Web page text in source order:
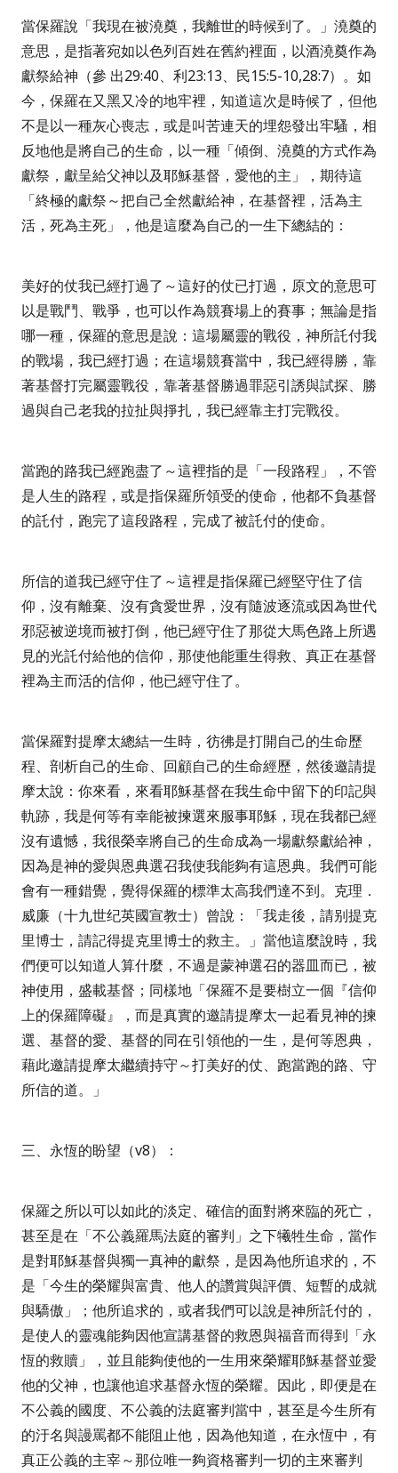
當保羅說 「我現在被澆奠，我離世的時候到了。」 澆奠的
意思，是指著宛如以色列百姓在舊約裡面，以酒澆奠作為
獻祭給神（參 出29:40、利23:13、民15:5-10,28:7）。如
今，保羅在又黑又冷的地牢裡，知道這次是時候了，但他
不是以一種灰心喪志，或是叫苦連天的埋怨發出牢騷，相
反地他是將自己的生命，以一種「傾倒、澆奠的方式作為
獻祭，獻呈給父神以及耶穌基督，愛他的主」，期待這
「終極的獻祭～把自己全然獻給神，在基督裡，活為主
活，死為主死」，他是這麼為自己的一生下總結的：
美好的仗我已經打過了～這好的仗已打過，原文的意思可
以是戰鬥、戰爭，也可以作為競賽場上的賽事；無論是指
哪一種，保羅的意思是說：這場屬靈的戰役，神所託付我
的戰場，我已經打過；在這場競賽當中，我已經得勝，靠
著基督打完屬靈戰役，靠著基督勝過罪惡引誘與試探、勝
過與自己老我的拉扯與掙扎，我已經靠主打完戰役。
當跑的路我已經跑盡了～這裡指的是「一段路程」，不管
是人生的路程，或是指保羅所領受的使命，他都不負基督
的託付，跑完了這段路程，完成了被託付的使命。
所信的道我已經守住了～這裡是指保羅已經堅守住了信
仰，沒有離棄、沒有貪愛世界，沒有隨波逐流或因為世代
邪惡被逆境而被打倒，他已經守住了那從大馬色路上所遇
見的光託付給他的信仰，那使他能重生得救、真正在基督
裡為主而活的信仰，他已經守住了。
當保羅對提摩太總結一生時，彷彿是打開自己的生命歷
程、剖析自己的生命、回顧自己的生命經歷，然後邀請提
摩太說：你來看，來看耶穌基督在我生命中留下的印記與
軌跡，我是何等有幸能被揀選來服事耶穌，現在我都已經
沒有遺憾，我很榮幸將自己的生命成為一場獻祭獻給神，
因為是神的愛與恩典選召我使我能夠有這恩典。我們可能
會有一種錯覺，覺得保羅的標準太高我們達不到。克理．
威廉（十九世纪英國宣教士）曾說：「我走後，請别提克
里博士，請記得提克里博士的救主。」當他這麼說時，我
們便可以知道人算什麼，不過是蒙神選召的器皿而已，被
神使用，盛載基督；同樣地「保羅不是要樹立一個『信仰
上的保羅障礙』，而是真實的邀請提摩太一起看見神的揀
選、基督的愛、基督的同在引領他的一生，是何等恩典，
藉此邀請提摩太繼續持守～打美好的仗、跑當跑的路、守
所信的道。」
三、永恆的盼望（v8）：
保羅之所以可以如此的淡定、確信的面對將來臨的死亡，
甚至是在「不公義羅馬法庭的審判」之下犧牲生命，當作
是對耶穌基督與獨一真神的獻祭，是因為他所追求的，不
是「今生的榮耀與富貴、他人的讚賞與評價、短暫的成就
與驕傲」；他所追求的，或者我們可以說是神所託付的，
是使人的靈魂能夠因他宣講基督的救恩與福音而得到「永
恆的救贖」，並且能夠使他的一生用來榮耀耶穌基督並愛
他的父神，也讓他追求基督永恆的榮耀。因此，即便是在
不公義的國度、不公義的法庭審判當中，甚至是今生所有
的汙名與謾罵都不能阻止他，因為他知道，在永恆中，有
真正公義的主宰～那位唯一夠資格審判一切的主來審判